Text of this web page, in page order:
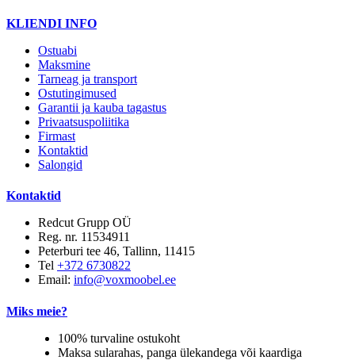
KLIENDI INFO
Ostuabi
Maksmine
Tarneag ja transport
Ostutingimused
Garantii ja kauba tagastus
Privaatsuspoliitika
Firmast
Kontaktid
Salongid
Kontaktid
Redcut Grupp OÜ
Reg. nr. 11534911
Peterburi tee 46, Tallinn, 11415
Tel +372 6730822
Email: info@voxmoobel.ee
Miks meie?
100% turvaline ostukoht
Maksa sularahas, panga ülekandega või kaardiga